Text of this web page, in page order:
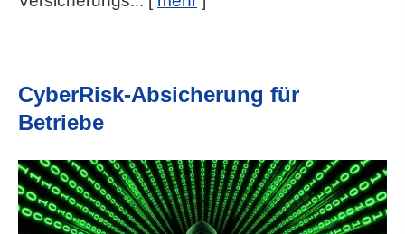
CyberRisk-Absicherung für
Betriebe